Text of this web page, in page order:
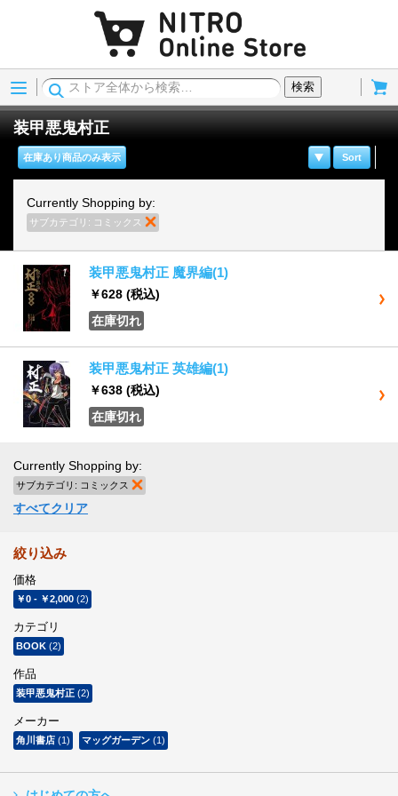
Menu
検索
装甲悪鬼村正
Sort
在庫あり商品のみ表示
Currently Shopping by:
サブカテゴリ: コミックス
装甲悪鬼村正 魔界編(1)
￥628 (税込)
在庫切れ
装甲悪鬼村正 英雄編(1)
￥638 (税込)
在庫切れ
Currently Shopping by:
サブカテゴリ: コミックス
すべてクリア
絞り込み
価格
￥0 - ￥2,000 (2)
カテゴリ
BOOK (2)
作品
装甲悪鬼村正 (2)
メーカー
角川書店 (1) マッグガーデン (1)